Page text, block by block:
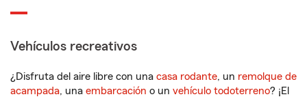
Vehículos recreativos
¿Disfruta del aire libre con una casa rodante, un remolque de
acampada, una embarcación o un vehículo todoterreno? ¡El